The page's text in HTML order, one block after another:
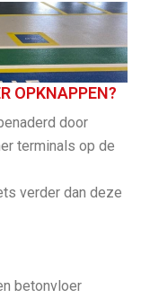
OPKNAPPEN?
door
terminals op de
verder dan deze
betonvloer